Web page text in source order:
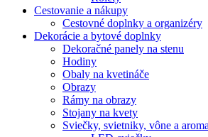
Cestovanie a nákupy
Cestovné doplnky a organizéry
Dekorácie a bytové doplnky
Dekoračné panely na stenu
Hodiny
Obaly na kvetináče
Obrazy
Rámy na obrazy
Stojany na kvety
Sviečky, svietniky, vône a